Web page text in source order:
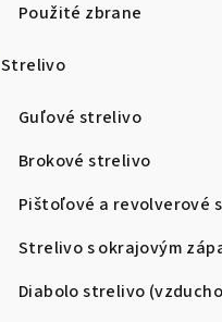
Použité zbrane
Strelivo
Guľové strelivo
Brokové strelivo
Pištoľové a revolverové
Strelivo s okrajovým
Diabolo strelivo